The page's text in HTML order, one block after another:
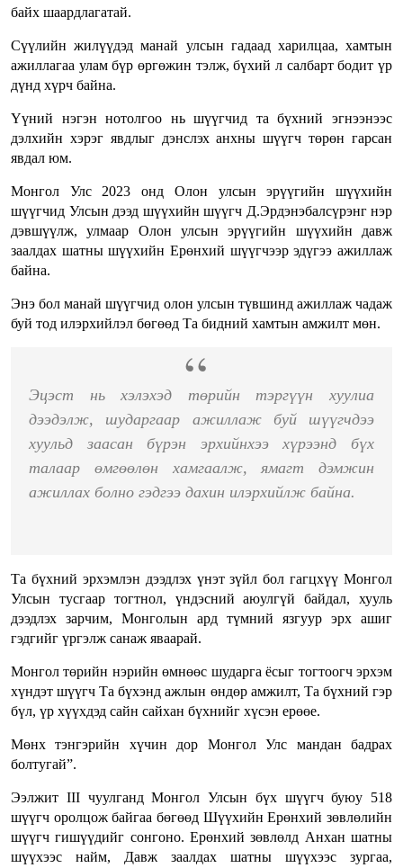
байх шаардлагатай.
Сүүлийн жилүүдэд манай улсын гадаад харилцаа, хамтын
ажиллагаа улам бүр өргөжин тэлж, бүхий л салбарт бодит үр
дүнд хүрч байна.
Үүний нэгэн нотолгоо нь шүүгчид та бүхний эгнээнээс
дэлхийн хэрэг явдлыг дэнслэх анхны шүүгч төрөн гарсан
явдал юм.
Монгол Улс 2023 онд Олон улсын эрүүгийн шүүхийн
шүүгчид Улсын дээд шүүхийн шүүгч Д.Эрдэнэбалсүрэнг нэр
дэвшүүлж, улмаар Олон улсын эрүүгийн шүүхийн давж
заалдах шатны шүүхийн Ерөнхий шүүгчээр эдүгээ ажиллаж
байна.
Энэ бол манай шүүгчид олон улсын түвшинд ажиллаж чадаж
буй тод илэрхийлэл бөгөөд Та бидний хамтын амжилт мөн.
Эцэст нь хэлэхэд төрийн тэргүүн хуулиа
дээдэлж, шударгаар ажиллаж буй шүүгчдээ
хуульд заасан бүрэн эрхийнхээ хүрээнд бүх
талаар өмгөөлөн хамгаалж, ямагт дэмжин
ажиллах болно гэдгээ дахин илэрхийлж байна.
Та бүхний эрхэмлэн дээдлэх үнэт зүйл бол гагцхүү Монгол
Улсын тусгаар тогтнол, үндэсний аюулгүй байдал, хууль
дээдлэх зарчим, Монголын ард түмний язгуур эрх ашиг
гэдгийг үргэлж санаж яваарай.
Монгол төрийн нэрийн өмнөөс шударга ёсыг тогтоогч эрхэм
хүндэт шүүгч Та бүхэнд ажлын өндөр амжилт, Та бүхний гэр
бүл, үр хүүхдэд сайн сайхан бүхнийг хүсэн ерөөе.
Мөнх тэнгэрийн хүчин дор Монгол Улс мандан бадрах
болтугай”.
Ээлжит III чуулганд Монгол Улсын бүх шүүгч буюу 518
шүүгч оролцож байгаа бөгөөд Шүүхийн Ерөнхий зөвлөлийн
шүүгч гишүүдийг сонгоно. Ерөнхий зөвлөлд Анхан шатны
шүүхээс найм, Давж заалдах шатны шүүхээс зургаа,